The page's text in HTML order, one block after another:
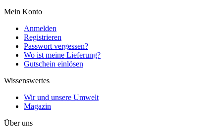
Mein Konto
Anmelden
Registrieren
Passwort vergessen?
Wo ist meine Lieferung?
Gutschein einlösen
Wissenswertes
Wir und unsere Umwelt
Magazin
Über uns